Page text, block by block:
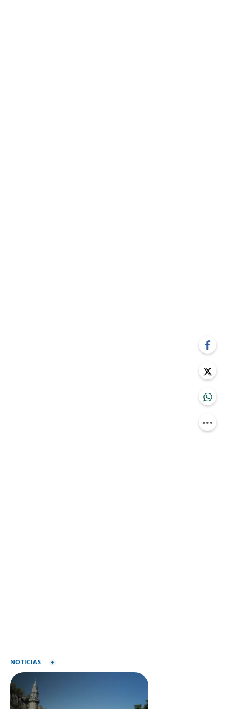
NOTÍCIAS